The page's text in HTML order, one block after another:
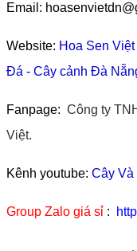
Email:
Website: Hoa Sen Việt
Đá - Cây cảnh Đà
Fanpage: Công ty
Việt.
Kênh youtube: Cây Và
Group Zalo giá sỉ :